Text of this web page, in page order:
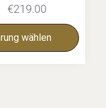
€219.00
wählen